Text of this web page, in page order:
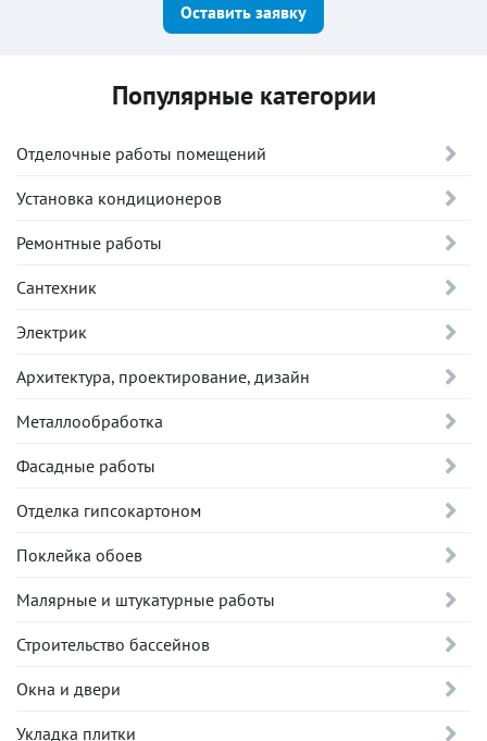
Оставить заявку
Популярные категории
Отделочные работы помещений
Установка кондиционеров
Ремонтные работы
Сантехник
Электрик
Архитектура, проектирование, дизайн
Металлообработка
Фасадные работы
Отделка гипсокартоном
Поклейка обоев
Малярные и штукатурные работы
Строительство бассейнов
Окна и двери
Укладка плитки